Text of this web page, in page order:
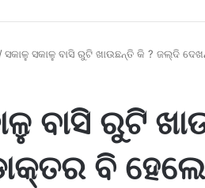
/ସକାଳୁ ସକାଳୁ ବାସି ରୁଟି ଖାଉଛନ୍ତି କି ? ଜଲ୍ଦି
ବାସି ରୁଟି
ବି